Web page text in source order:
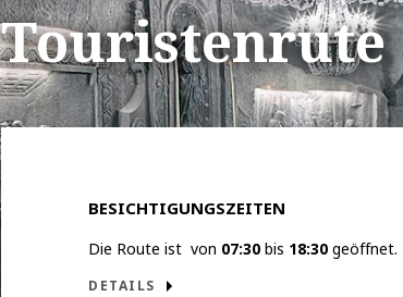
Touristenrute
a11y.tour_info
BESICHTIGUNGSZEITEN
Die Route ist von 07:30bis 18:30geöffnet.
DETAILS